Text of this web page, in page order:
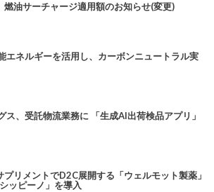
油サーチャージ適用額のお知らせ(変更)
エネルギーを活用し、カーボンニュートラル実
ス、受託物流業務に 「生成AI出荷検品アプリ」
プリメントでD2C展開する「ウェルモット製薬」
ッピーノ」を導入